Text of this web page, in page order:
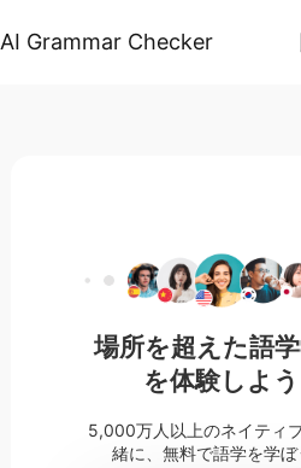
AI Grammar Checker
場所を超えた語
を体験しよう
5,000万人以上のネイティ
緒に、無料で語学を学ぼ